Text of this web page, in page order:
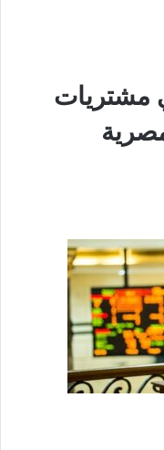
مشتريات